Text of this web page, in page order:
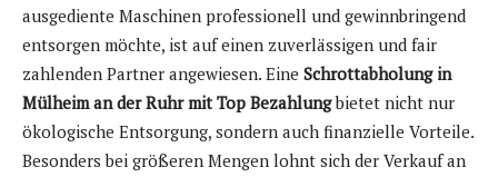
ausgediente Maschinen professionell und gewinnbringend
entsorgen möchte, ist auf einen zuverlässigen und fair
zahlenden Partner angewiesen. Eine Schrottabholung in
Mülheim an der Ruhr mit Top Bezahlungbietet nicht nur
ökologische Entsorgung, sondern auch finanzielle Vorteile.
Besonders bei größeren Mengen lohnt sich der Verkauf an